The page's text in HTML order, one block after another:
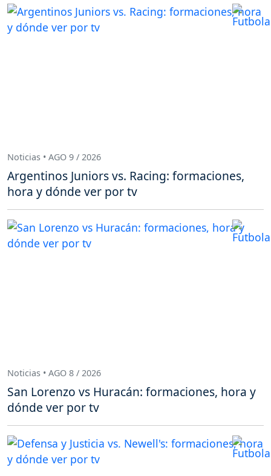
Noticias • AGO 9 / 2026
Argentinos Juniors vs. Racing: formaciones,
hora y dónde ver por tv
Noticias • AGO 8 / 2026
San Lorenzo vs Huracán: formaciones, hora y
dónde ver por tv